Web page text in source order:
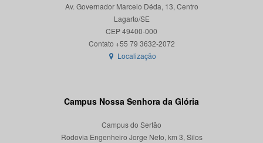
Av. Governador Marcelo Déda, 13, Centro
Lagarto/SE
CEP 49400-000
Localização
Campus Nossa Senhora da Glória
Campus do Sertão
Rodovia Engenheiro Jorge Neto, km 3, Silos